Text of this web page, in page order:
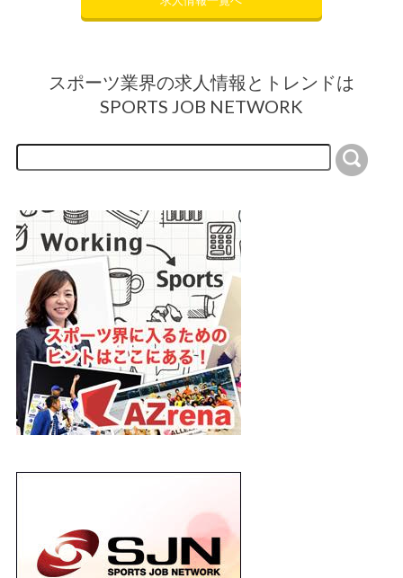
スポーツ業界の求人情報とトレンドは
SPORTS JOB NETWORK